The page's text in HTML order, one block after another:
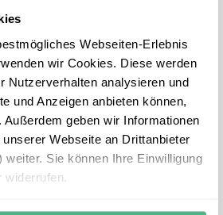
Webseiten-Erlebnis
wir Cookies. Diese werden
Nutzerverhalten analysieren und
und Anzeigen anbieten können,
geben wir Informationen
Webseite an Drittanbieter
weiter. Sie können Ihre Einwilligung
E-Mail